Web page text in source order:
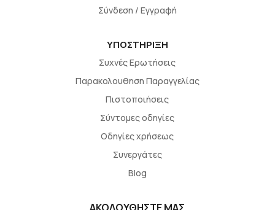
Σύνδεση / Εγγραφή
ΥΠΟΣΤΗΡΙΞΗ
Συχνές Ερωτήσεις
Παρακολουθηση Παραγγελίας
Πιστοποιήσεις
Σύντομες οδηγίες
Οδηγίες χρήσεως
Συνεργάτες
Blog